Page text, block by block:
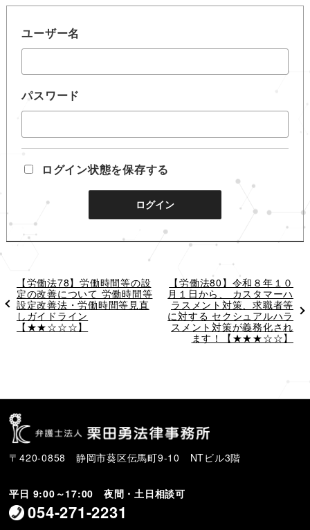
ユーザー名
パスワード
ログイン状態を保存する
過
去
の
投
稿
【労働法78】労働時間等の設
定の改善について 労働時間等
設定改善法・労働時間等見直
しガイドライン
【★★☆☆☆】
次
の
投
稿
【労働法80】令和８年１０
月１日から、 カスタマーハ
ラスメント対策、求職者等
に対する セクシュアルハラ
スメント対策が義務化され
ます！【★★★☆☆】
〒420-0858 静岡市葵区伝馬町9-10 NTビル3階
平日 9:00～17:00 夜間・土日相談可
054-271-2231